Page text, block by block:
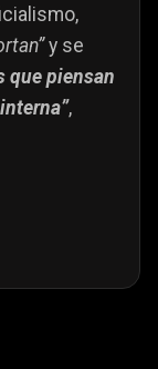
y se
que piensan
,